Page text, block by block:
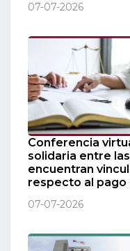
07-07-2026
Conferencia
solidaria entre
encuentran
respecto al pago
07-07-2026